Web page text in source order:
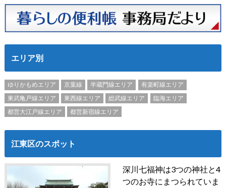
エリア別
ゆりかもめエリア 京葉線 半蔵門線エリア
有楽町線エリア
東武亀戸線エリア
東西線エリア 総武線エリア
臨海エリア
都営大江戸線エリア
都営新宿線エリア
江東区のスポット
深川七福神は3つの神社と4
つのお寺にまつられていま